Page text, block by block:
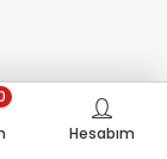
Hesabım